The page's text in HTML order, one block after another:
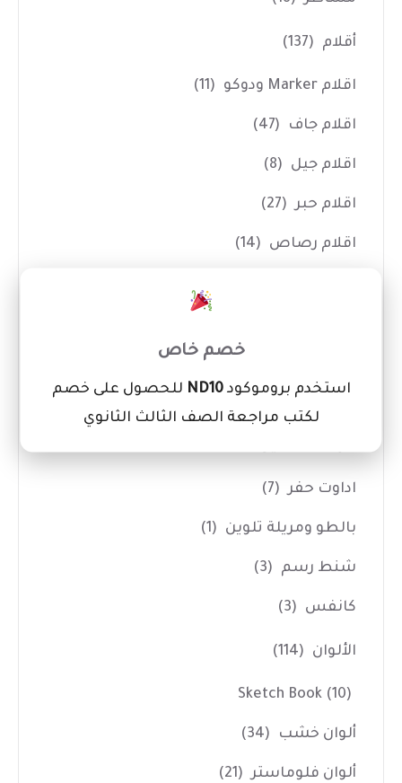
أقلام (137)
اقلام Marker ودوكو (11)
اقلام جاف (47)
اقلام جيل (8)
اقلام حبر (27)
اقلام رصاص (14)
اقلام كوريكتور
اداوت حفر (7)
بالطو ومريلة تلوين (1)
شنط رسم (3)
كانفس (3)
الألوان (114)
Sketch Book (10)
ألوان خشب (34)
ألوان فلوماستر (21)
خصم خاص
استخدم بروموكودND10 للحصول على خصم
لكتب مراجعة الصف الثالث الثانوي